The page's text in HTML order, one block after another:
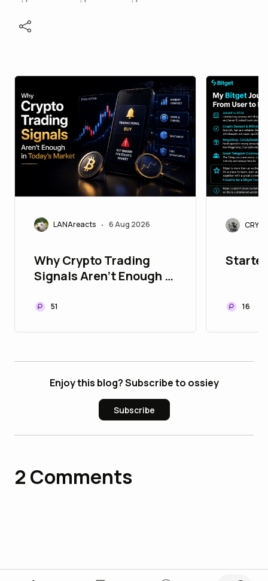
LANAreacts • 6 Aug 2026
Why Crypto Trading
Signals Aren't Enough in
51 16
Enjoy this blog? Subscribe to ossiey
Subscribe
2 Comments